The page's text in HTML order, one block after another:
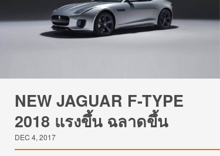
NEW JAGUAR F-TYPE
2018 แรงขึ้น ฉลาดขึ้น
DEC 4, 2017